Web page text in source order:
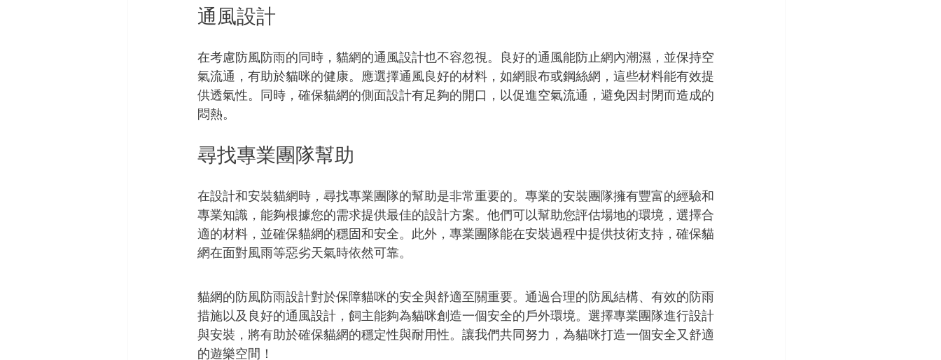
通風設計
在考慮防風防雨的同時，貓網的通風設計也不容忽視。良好的通風能防止網內潮濕，並保持空
氣流通，有助於貓咪的健康。應選擇通風良好的材料，如網眼布或鋼絲網，這些材料能有效提
供透氣性。同時，確保貓網的側面設計有足夠的開口，以促進空氣流通，避免因封閉而造成的
悶熱。
尋找專業團隊幫助
在設計和安裝貓網時，尋找專業團隊的幫助是非常重要的。專業的安裝團隊擁有豐富的經驗和
專業知識，能夠根據您的需求提供最佳的設計方案。他們可以幫助您評估場地的環境，選擇合
適的材料，並確保貓網的穩固和安全。此外，專業團隊能在安裝過程中提供技術支持，確保貓
網在面對風雨等惡劣天氣時依然可靠。
貓網的防風防雨設計對於保障貓咪的安全與舒適至關重要。通過合理的防風結構、有效的防雨
措施以及良好的通風設計，飼主能夠為貓咪創造一個安全的戶外環境。選擇專業團隊進行設計
與安裝，將有助於確保貓網的穩定性與耐用性。讓我們共同努力，為貓咪打造一個安全又舒適
的遊樂空間！